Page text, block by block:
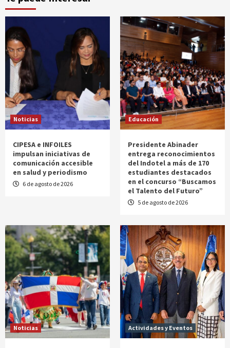
Noticias
CIPESA e INFOILES
impulsan iniciativas de
comunicación accesible
en salud y periodismo
6 de agosto de 2026
Educación
Presidente Abinader
entrega reconocimientos
del Indotel a más de 170
estudiantes destacados
en el concurso “Buscamos
el Talento del Futuro”
5 de agosto de 2026
Noticias Actividades y Eventos